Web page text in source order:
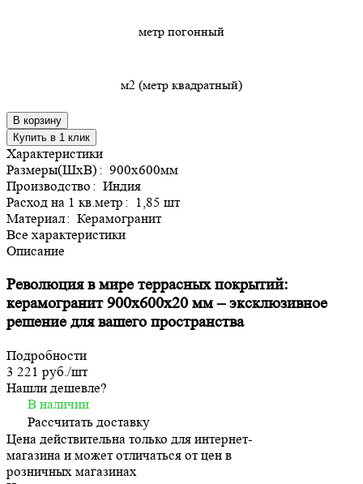
метр погонный
м2 (метр квадратный)
В корзину
Купить в 1 клик
Характеристики
Размеры(ШхВ): 900х600мм
Производство: Индия
Расход на 1 кв.метр: 1,85 шт
Материал: Керамогранит
Все характеристики
Описание
Революция в мире террасных покрытий:
керамогранит 900х600х20 мм – эксклюзивное
решение для вашего пространства
Подробности
3 221 руб./шт
Нашли дешевле?
В наличии
Рассчитать доставку
Цена действительна только для интернет-
магазина и может отличаться от цен в
розничных магазинах